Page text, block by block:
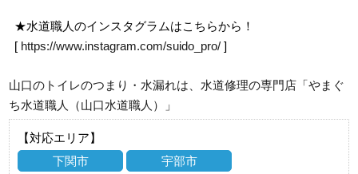
★水道職人のインスタグラムはこちらから！
[ https://www.instagram.com/suido_pro/ ]
山口のトイレのつまり・水漏れは、水道修理の専門店「やまぐ
ち水道職人（山口水道職人）」
【対応エリア】
下関市
宇部市